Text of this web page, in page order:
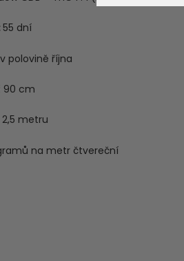
55 dní
v polovině října
90 cm
2,5 metru
na metr čtvereční